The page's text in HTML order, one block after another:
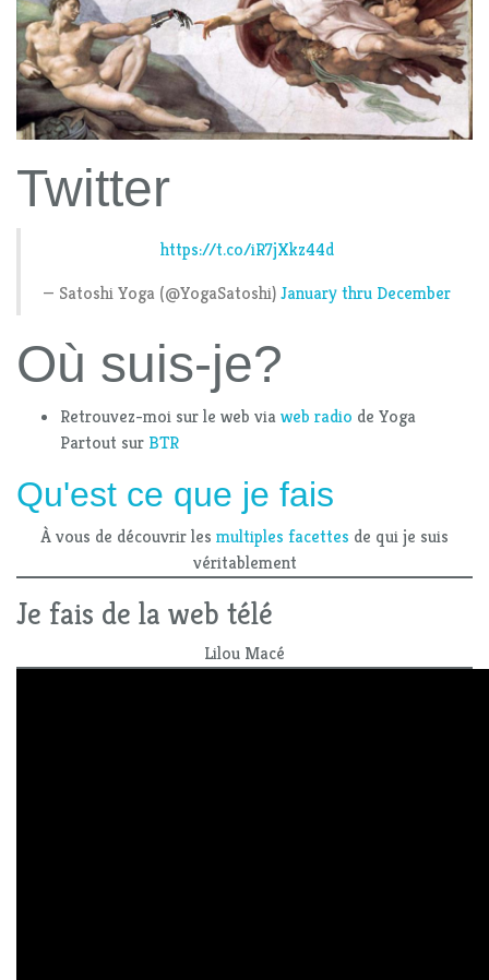
Twitter
https://t.co/iR7jXkz44d
— Satoshi Yoga (@YogaSatoshi)January thru December
Où suis-je?
Retrouvez-moi sur le web viaweb radio de Yoga
Partout sur BTR
Qu'est ce que je fais
À vous de découvrir les multiples facettes de qui je suis
véritablement
Je fais de la web télé
Lilou Macé